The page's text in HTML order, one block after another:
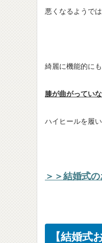
悪くなるようで
綺麗に機能的に
膝が曲がってい
ハイヒールを履
＞＞結婚式
【結婚式